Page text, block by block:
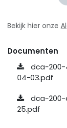
Bekijk hier onze
Documenten
dca-
04-03.pdf
dca-
25.pdf